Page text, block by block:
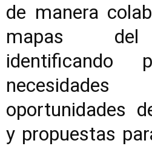
de manera
mapas del
identificando
necesidades
oportunidades
y propuestas